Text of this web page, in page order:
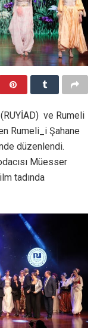
ve Rumeli
Rumeli_i Şahane
düzenlendi.
Müesser
tadında